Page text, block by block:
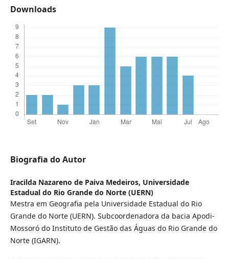
Downloads
Biografia do Autor
Iracilda Nazareno de Paiva Medeiros, Universidade
Estadual do Rio Grande do Norte (UERN)
Mestra em Geografia pela Universidade Estadual do Rio
Grande do Norte (UERN). Subcoordenadora da bacia Apodi-
Mossoró do Instituto de Gestão das Águas do Rio Grande do
Norte (IGARN).